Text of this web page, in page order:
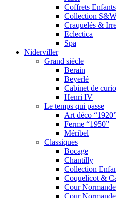
Coffrets Enfants
Collection
Craquelés &
Eclectica
Spa
Niderviller
Grand siècle
Berain
Beyerlé
Cabinet de
Henri IV
Le temps qui passe
Art déco
Ferme “1950”
Méribel
Classiques
Bocage
Chantilly
Collection
Coquelicot &
Cour
Cour